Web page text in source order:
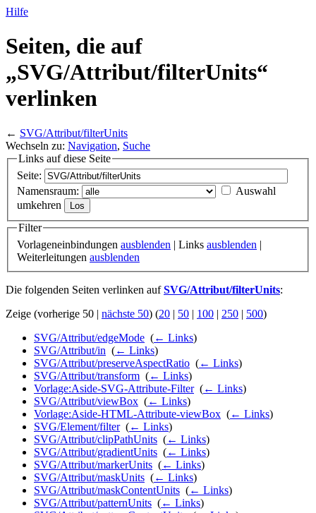
Hilfe
Seiten, die auf
„SVG/Attribut/filterUnits“
verlinken
← SVG/Attribut/filterUnits
Wechseln zu: Navigation, Suche
Links auf diese Seite
Seite:
Namensraum:
Auswahl
umkehren
Filter
Vorlageneinbindungen ausblenden | Links ausblenden |
Weiterleitungen ausblenden
Die folgenden Seiten verlinken aufSVG/Attribut/filterUnits:
Zeige (vorherige 50 | nächste 50) (20 | 50 | 100 | 250 | 500)
SVG/Attribut/edgeMode (← Links)
SVG/Attribut/in (← Links)
SVG/Attribut/preserveAspectRatio (← Links)
SVG/Attribut/transform (← Links)
Vorlage:Aside-SVG-Attribute-Filter‎ (← Links)
SVG/Attribut/viewBox (← Links)
Vorlage:Aside-HTML-Attribute-viewBox (← Links)
SVG/Element/filter‎ (← Links)
SVG/Attribut/clipPathUnits (← Links)
SVG/Attribut/gradientUnits (← Links)
SVG/Attribut/markerUnits (← Links)
SVG/Attribut/maskUnits (← Links)
SVG/Attribut/maskContentUnits (← Links)
SVG/Attribut/patternUnits (← Links)